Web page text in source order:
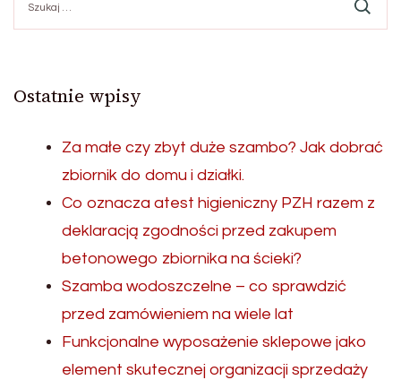
Ostatnie wpisy
Za małe czy zbyt duże szambo? Jak dobrać
zbiornik do domu i działki.
Co oznacza atest higieniczny PZH razem z
deklaracją zgodności przed zakupem
betonowego zbiornika na ścieki?
Szamba wodoszczelne – co sprawdzić
przed zamówieniem na wiele lat
Funkcjonalne wyposażenie sklepowe jako
element skutecznej organizacji sprzedaży